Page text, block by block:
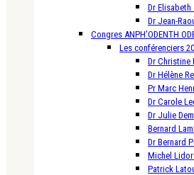
Dr Elisabeth
Dr Jean-
Congres ANPH’ODENTH
Les conférenciers
Dr Christine
Dr Hélène
Pr Marc
Dr Carole
Dr Julie
Bernard
Dr Bernard
Michel
Patrick